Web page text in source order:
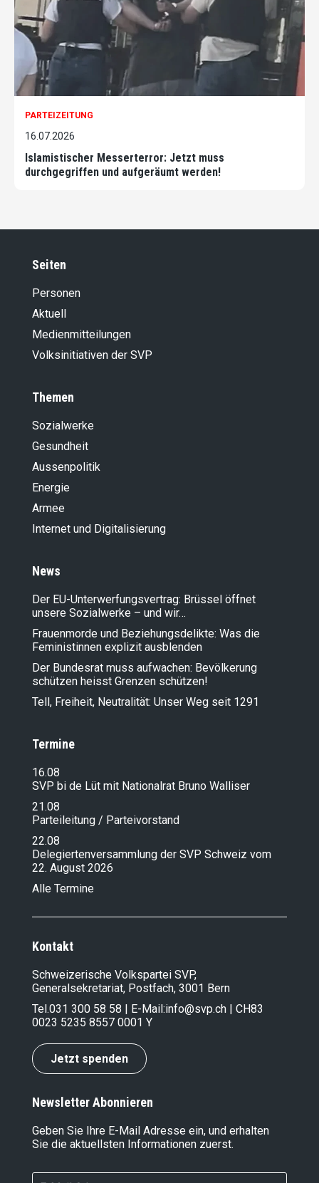
PARTEIZEITUNG
16.07.2026
Islamistischer Messerterror: Jetzt muss
durchgegriffen und aufgeräumt werden!
Seiten
Personen
Aktuell
Medienmitteilungen
Volksinitiativen der SVP
Themen
Sozialwerke
Gesundheit
Aussenpolitik
Energie
Armee
Internet und Digitalisierung
News
Der EU-Unterwerfungsvertrag: Brüssel öffnet
unsere Sozialwerke – und wir…
Frauenmorde und Beziehungsdelikte: Was die
Feministinnen explizit ausblenden
Der Bundesrat muss aufwachen: Bevölkerung
schützen heisst Grenzen schützen!
Tell, Freiheit, Neutralität: Unser Weg seit 1291
Termine
16.08
SVP bi de Lüt mit Nationalrat Bruno Walliser
21.08
Parteileitung / Parteivorstand
22.08
Delegiertenversammlung der SVP Schweiz vom
22. August 2026
Alle Termine
Kontakt
Schweizerische Volkspartei SVP,
Generalsekretariat, Postfach, 3001 Bern
Tel.031 300 58 58 | E-Mail:info@svp.ch | CH83
0023 5235 8557 0001 Y
Jetzt spenden
Newsletter Abonnieren
Geben Sie Ihre E-Mail Adresse ein, und erhalten
Sie die aktuellsten Informationen zuerst.